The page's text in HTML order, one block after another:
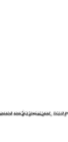
информации,